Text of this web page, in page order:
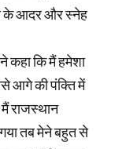
के आदर और स्नेह
कहा कि मैं हमेशा
आगे की पंक्ति में
राजस्थान
गया तब मेने बहुत से